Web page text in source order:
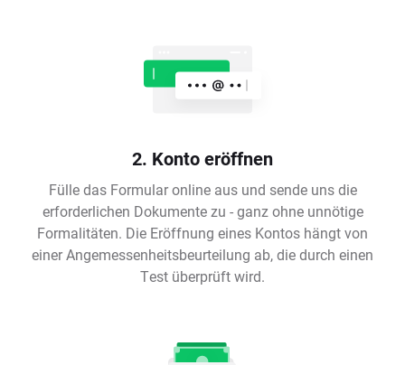
2. Konto eröffnen
Fülle das Formular online aus und sende uns die
erforderlichen Dokumente zu - ganz ohne unnötige
Formalitäten. Die Eröffnung eines Kontos hängt von
einer Angemessenheitsbeurteilung ab, die durch einen
Test überprüft wird.